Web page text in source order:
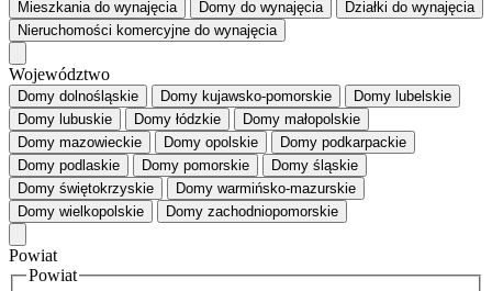
Mieszkaniado wynajęcia Domy do wynajęcia Działki do wynajęcia
Nieruchomości komercyjne do wynajęcia
Województwo
Domy dolnośląskie Domy kujawsko-pomorskie
Domy lubelskie
Domy lubuskie
Domy łódzkie
Domy małopolskie
Domy mazowieckie
Domy opolskie
Domy podkarpackie
Domy podlaskie
Domy pomorskie
Domy śląskie
Domy świętokrzyskie
Domy warmińsko-mazurskie
Domy wielkopolskie
Domy zachodniopomorskie
Powiat
Powiat